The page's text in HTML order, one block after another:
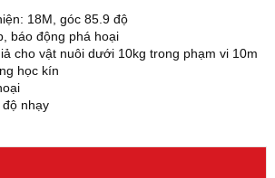
18M, góc 85.9 độ
báo động phá hoại
cho vật nuôi dưới 10kg trong phạm vi 10m
học kín
nhạy